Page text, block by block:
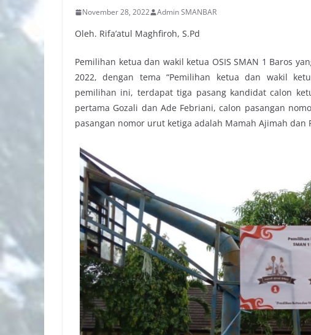
November 28, 2022 Admin SMANBAR
Oleh. Rifa’atul Maghfiroh, S.Pd
Pemilihan ketua dan wakil ketua OSIS SMAN 1 Baros
2022, dengan tema “Pemilihan ketua dan wakil
pemilihan ini, terdapat tiga pasang kandidat calon
pertama Gozali dan Ade Febriani, calon pasangan
pasangan nomor urut ketiga adalah Mamah Ajimah dan